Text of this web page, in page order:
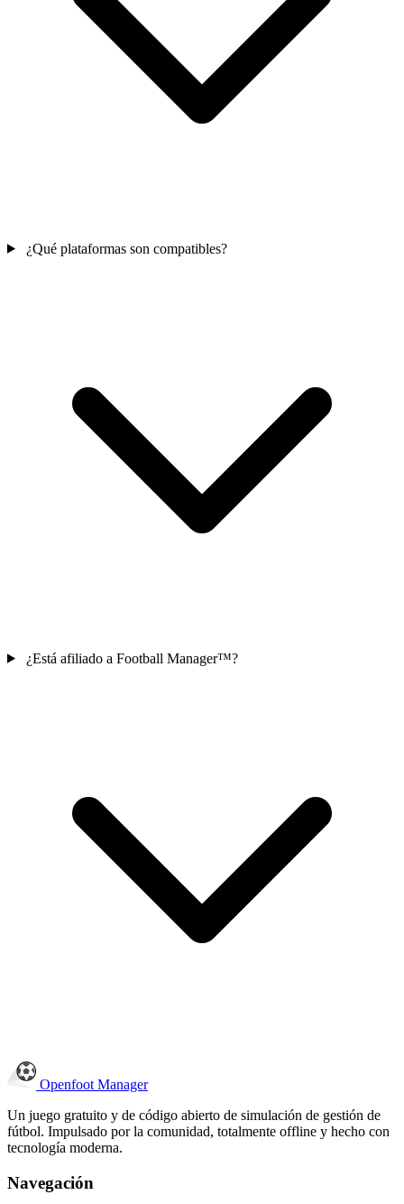
¿Qué plataformas son compatibles?
¿Está afiliado a Football Manager™?
Openfoot Manager
Un juego gratuito y de código abierto de simulación de gestión de
fútbol. Impulsado por la comunidad, totalmente offline y hecho con
tecnología moderna.
Navegación